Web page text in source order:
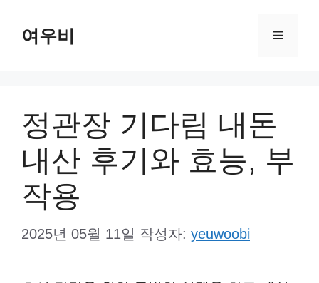
여우비 메
정관장 기다림 내돈
내산 후기와 효능, 부
작용
2025년 05월 11일 작성자: yeuwoobi